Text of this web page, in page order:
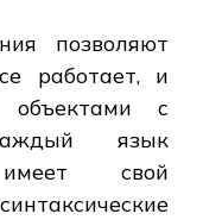
позволяют
работает, и
объектами с
язык
имеет свой